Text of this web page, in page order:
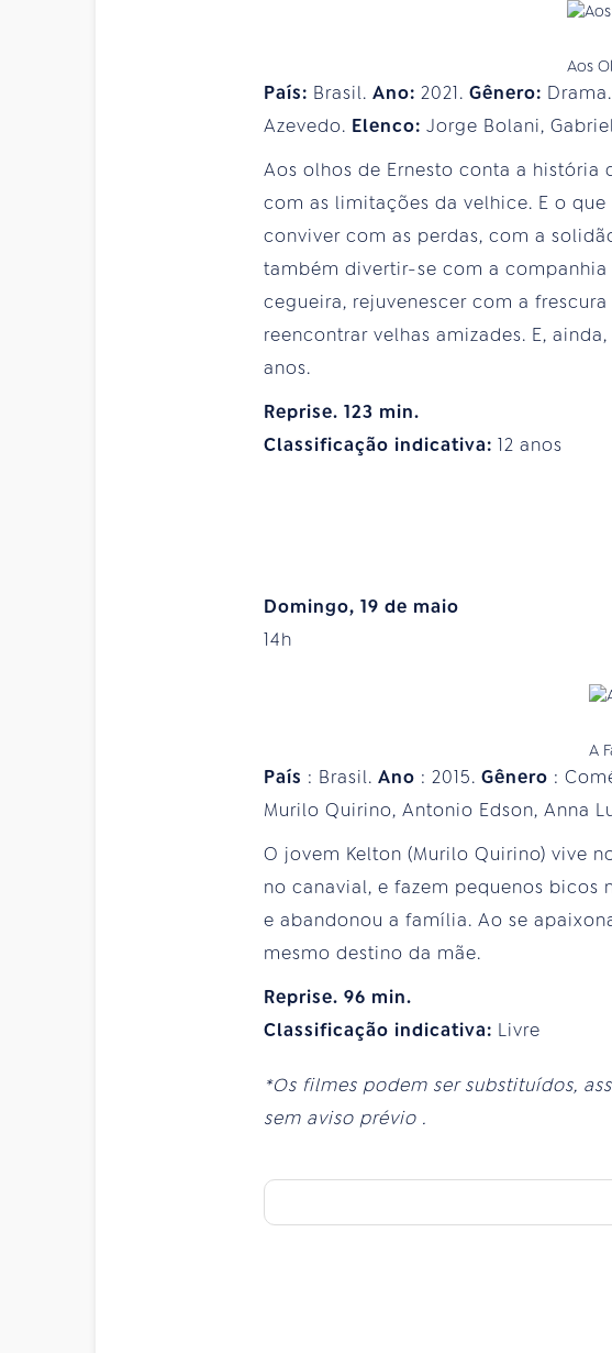
Aos
País: Brasil. Ano: 2021. Gênero: Drama.
Azevedo. Elenco: Jorge Bolani,
Aos olhos de Ernesto conta a
com as limitações da velhice. E o
conviver com as perdas, com a
também divertir-se com a companhia
cegueira, rejuvenescer com a
reencontrar velhas amizades. E,
anos.
Reprise. 123 min.
Classificação indicativa: 12 anos
Domingo, 19 de maio
14h
A
País : Brasil. Ano : 2015. Gênero :
Murilo Quirino, Antonio Edson, Anna
O jovem Kelton (Murilo Quirino) vive
no canavial, e fazem pequenos bicos
e abandonou a família. Ao se
mesmo destino da mãe.
Reprise. 96 min.
Classificação indicativa: Livre
*Os filmes podem ser substituídos,
sem aviso prévio .